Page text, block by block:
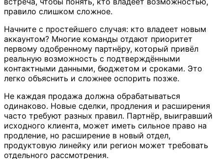
правило слишком сложное.
Начните с простейшего случая: кто владеет новым
аккаунтом? Многие команды отдают приоритет
первому одобренному партнёру, который привёл
реальную возможность с подтверждёнными
контактными данными, бюджетом и сроками. Это
легко объяснить и сложнее оспорить позже.
Не каждая продажа должна обрабатываться
одинаково. Новые сделки, продления и расширения
часто требуют разных правил. Партнёр, выигравший
исходного клиента, может иметь сильное право на
продление, но расширение в новый отдел,
продуктовую линейку или регион может требовать
отдельного рассмотрения.